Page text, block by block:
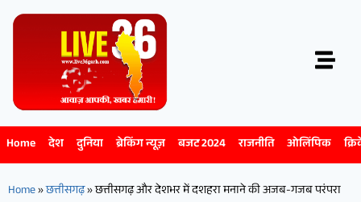
Home देश दुनिया ब्रेकिंग न्यूज़ बजट 2024 राजनीति ओलिंपिक
Home»छत्तीसगढ़»छत्तीसगढ़ और देशभर में दशहरा मनाने की अजब-गजब परंपरा